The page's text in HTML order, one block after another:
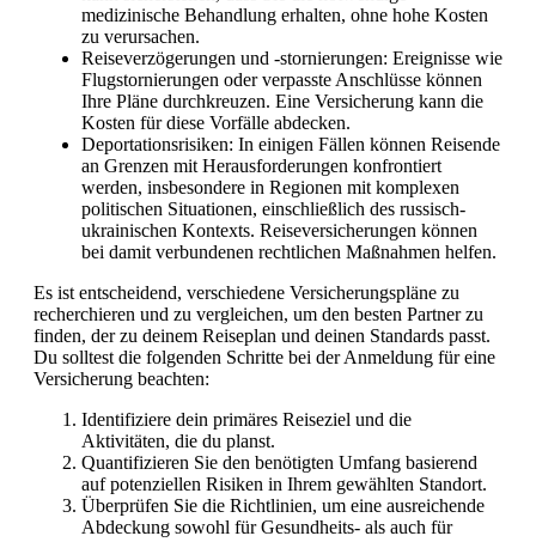
medizinische Behandlung erhalten, ohne hohe Kosten
zu verursachen.
Reiseverzögerungen und -stornierungen: Ereignisse wie
Flugstornierungen oder verpasste Anschlüsse können
Ihre Pläne durchkreuzen. Eine Versicherung kann die
Kosten für diese Vorfälle abdecken.
Deportationsrisiken: In einigen Fällen können Reisende
an Grenzen mit Herausforderungen konfrontiert
werden, insbesondere in Regionen mit komplexen
politischen Situationen, einschließlich des russisch-
ukrainischen Kontexts. Reiseversicherungen können
bei damit verbundenen rechtlichen Maßnahmen helfen.
Es ist entscheidend, verschiedene Versicherungspläne zu
recherchieren und zu vergleichen, um den besten Partner zu
finden, der zu deinem Reiseplan und deinen Standards passt.
Du solltest die folgenden Schritte bei der Anmeldung für eine
Versicherung beachten:
Identifiziere dein primäres Reiseziel und die
Aktivitäten, die du planst.
Quantifizieren Sie den benötigten Umfang basierend
auf potenziellen Risiken in Ihrem gewählten Standort.
Überprüfen Sie die Richtlinien, um eine ausreichende
Abdeckung sowohl für Gesundheits- als auch für